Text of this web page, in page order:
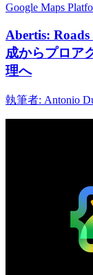
Google Maps
Abertis:
成からプロア
理へ
執筆者: Antonio